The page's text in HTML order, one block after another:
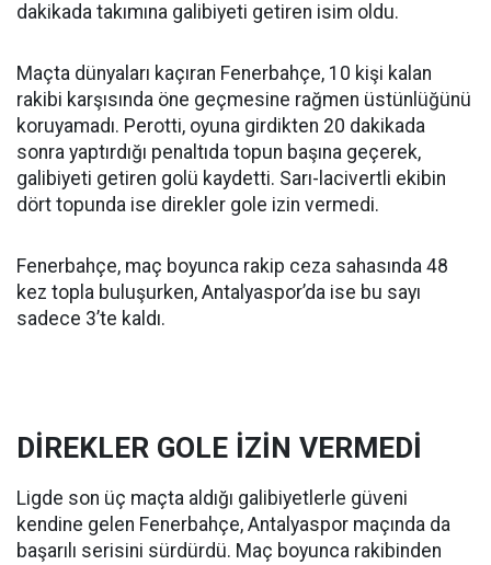
dakikada takımına galibiyeti getiren isim oldu.
Maçta dünyaları kaçıran Fenerbahçe, 10 kişi kalan
rakibi karşısında öne geçmesine rağmen üstünlüğünü
koruyamadı. Perotti, oyuna girdikten 20 dakikada
sonra yaptırdığı penaltıda topun başına geçerek,
galibiyeti getiren golü kaydetti. Sarı-lacivertli ekibin
dört topunda ise direkler gole izin vermedi.
Fenerbahçe, maç boyunca rakip ceza sahasında 48
kez topla buluşurken, Antalyaspor’da ise bu sayı
sadece 3’te kaldı.
DİREKLER GOLE İZİN VERMEDİ
Ligde son üç maçta aldığı galibiyetlerle güveni
kendine gelen Fenerbahçe, Antalyaspor maçında da
başarılı serisini sürdürdü. Maç boyunca rakibinden